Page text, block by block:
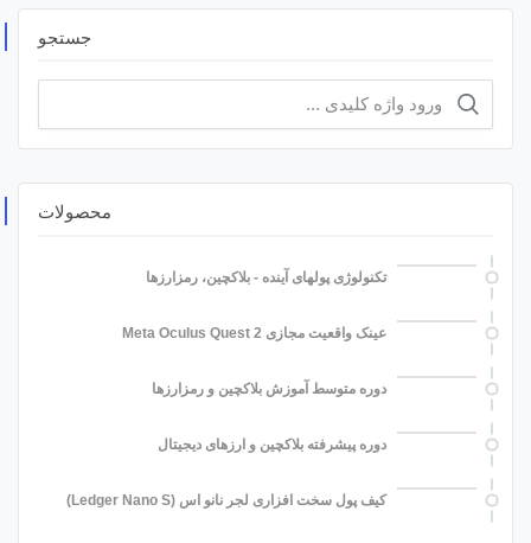
جستجو
محصولات
تکنولوژی پولهای آینده - بلاکچین، رمزارزها
عینک واقعیت مجازی Meta Oculus Quest 2
دوره متوسط آموزش بلاکچین و رمزارزها
دوره پیشرفته بلاکچین و ارزهای دیجیتال
کیف پول سخت افزاری لجر نانو اس (Ledger Nano S)